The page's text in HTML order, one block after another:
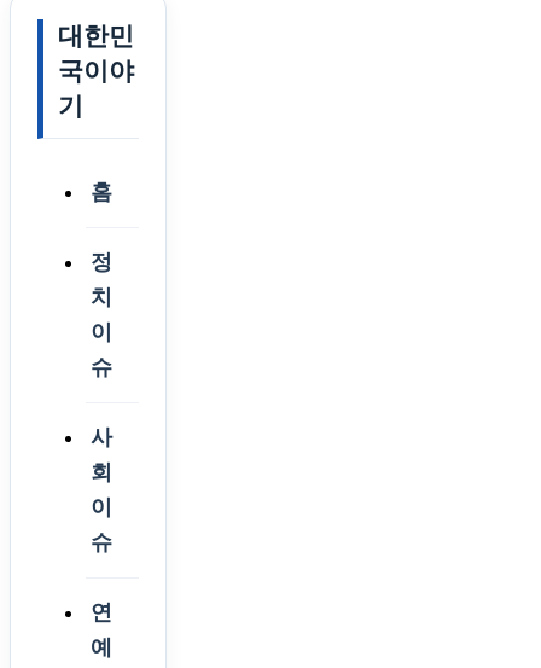
대한민
국이야
기
홈
정
치
이
슈
사
회
이
슈
연
예